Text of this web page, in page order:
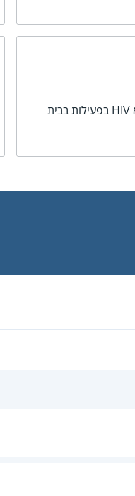
איסור למנוע השתתפות של תלמיד נשא HIV בפעילות בבית